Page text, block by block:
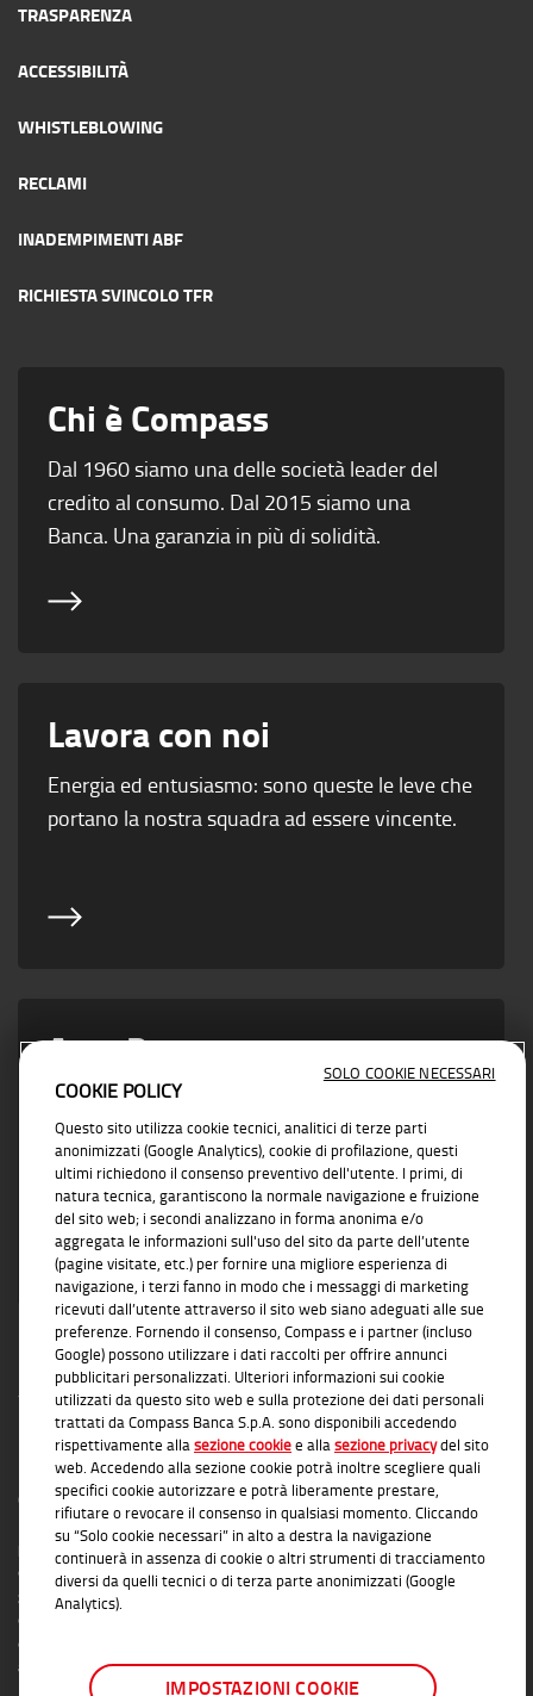
TRASPARENZA
ACCESSIBILITÀ
WHISTLEBLOWING
RECLAMI
INADEMPIMENTI ABF
RICHIESTA SVINCOLO TFR
Chi è Compass
Dal 1960 siamo una delle società leader del
credito al consumo. Dal 2015 siamo una
Banca. Una garanzia in più di solidità.
Lavora con noi
Energia ed entusiasmo: sono queste le leve che
portano la nostra squadra ad essere vincente.
Area Partner
Vicino ad ogni esigenza di business con
soluzioni concrete e affidabili
INFORMAZIONI TRASPARENTI
Compass Banca S.p.A., Banca del Gruppo Monte dei Paschi di Siena; P.I. Gruppo IVA
Mediobanca: 10536040966 - Tutti i diritti riservati -Dati Societari- Messaggio
pubblicitario con finalità promozionale. Per le condizioni contrattuali si rimanda ai
documenti informativi disponibili presso le Filiali Compass Banca S.p.A. o presso
gli Agenti in attività finanziaria autorizzati che operano in qualità di intermediari del
credito convenzionati in esclusiva con Compass Banca S.p.A. L'elenco delle Filiali e
delle Agenzie autorizzate è disponibile sul sito
approvazione della richiesta da parte di Compass Banca S.p.A.
COOKIE POLICY
Questo sito utilizza cookie tecnici, analitici di terze parti
anonimizzati (Google Analytics), cookie di profilazione, questi
ultimi richiedono il consenso preventivo dell'utente. I primi, di
natura tecnica, garantiscono la normale navigazione e fruizione
del sito web; i secondi analizzano in forma anonima e/o
aggregata le informazioni sull'uso del sito da parte dell’utente
(pagine visitate, etc.) per fornire una migliore esperienza di
navigazione, i terzi fanno in modo che i messaggi di marketing
ricevuti dall’utente attraverso il sito web siano adeguati alle sue
preferenze. Fornendo il consenso, Compass e i partner (incluso
Google) possono utilizzare i dati raccolti per offrire annunci
pubblicitari personalizzati. Ulteriori informazioni sui cookie
utilizzati da questo sito web e sulla protezione dei dati personali
trattati da Compass Banca S.p.A. sono disponibili accedendo
rispettivamente allasezione cookiee allasezione privacydel sito
web. Accedendo alla sezione cookie potrà inoltre scegliere quali
specifici cookie autorizzare e potrà liberamente prestare,
rifiutare o revocare il consenso in qualsiasi momento. Cliccando
su “Solo cookie necessari” in alto a destra la navigazione
continuerà in assenza di cookie o altri strumenti di tracciamento
diversi da quelli tecnici o di terza parte anonimizzati (Google
Analytics).
IMPOSTAZIONI COOKIE
SOLO COOKIE NECESSARI